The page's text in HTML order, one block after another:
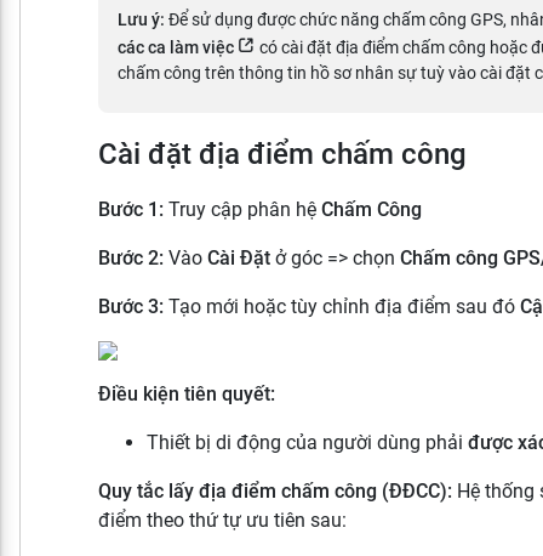
Lưu ý: Để sử dụng được chức năng chấm công GPS,
các ca làm việc
có cài đặt địa điểm chấm công hoặc
chấm công trên thông tin hồ sơ nhân sự tuỳ vào cài đặt
Cài đặt địa điểm chấm công
Bước 1: Truy cập phân hệ Chấm Công
Bước 2: Vào Cài Đặt ở góc => chọn Chấm công
Bước 3: Tạo mới hoặc tùy chỉnh địa điểm sau đó
Điều kiện tiên quyết:
Thiết bị di động của người dùng phải được
Quy tắc lấy địa điểm chấm công (ĐĐCC): Hệ thống
điểm theo thứ tự ưu tiên sau: